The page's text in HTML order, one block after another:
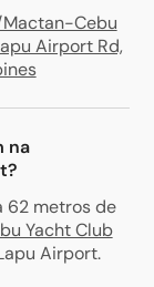
Cebu
Airport Rd,
na
62 metros de
Yacht Club
Airport.